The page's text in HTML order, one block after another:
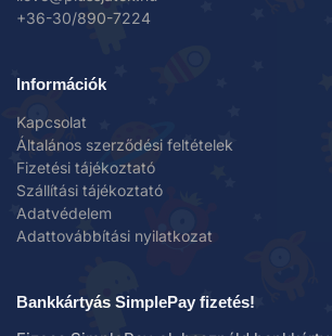
+36-30/890-7224
Információk
Kapcsolat
Általános szerződési feltételek
Fizetési tájékoztató
Szállítási tájékoztató
Adatvédelem
Adattovábbítási nyilatkozat
Bankkártyás SimplePay fizetés!